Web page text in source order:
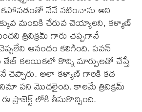
నేనే నటించాను అని
మందికి చేరువ చెయ్యాలని, కళ్యాణ్
త్రివిక్రమ్ గారు చెప్పగానే
ఆనందం కలిగింది. పవన్
కలయికలో కొన్ని మార్పులతో చేస్తే
చెప్పారు. అలా కళ్యాణ్ గారికి కథ
పని మొదలైంది. కాలమే త్రివిక్రమ్
లోకి తీసుకొచ్చింది.